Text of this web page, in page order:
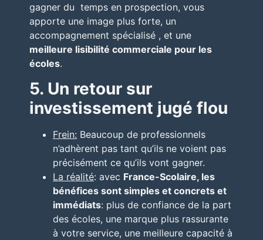
gagner du temps en prospection, vous
apporte une image plus forte, un
accompagnement spécialisé , et une
meilleure lisibilité commerciale pour les
écoles.
5. Un retour sur
investissement jugé flou
Frein: Beaucoup de professionnels
n’adhèrent pas tant qu’ils ne voient pas
précisément ce qu’ils vont gagner.
La réalité: avec France-Scolaire, les
bénéfices sont simples et concrets et
immédiats: plus de confiance de la part
des écoles, une marque plus rassurante
à votre service, une meilleure capacité à